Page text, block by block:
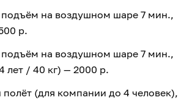
на воздушном шаре 7 мин.,
р.
на воздушном шаре 7 мин.,
лет / 40 кг) — 2000 р.
(для компании до 4 человек),